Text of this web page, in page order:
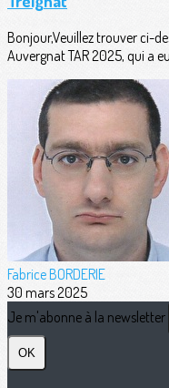
Bonjour,Veuillez trouver ci-
Auvergnat TAR 2025, qui a
Fabrice BORDERIE
30 mars 2025
Je m'abonne à la newsletter
OK